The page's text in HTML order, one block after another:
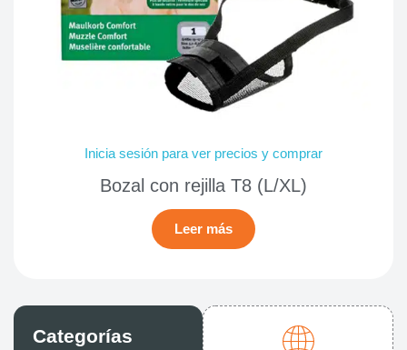
Categorías
Inicia sesión para ver precios y comprar
Bozal con rejilla T8 (L/XL)
Leer más